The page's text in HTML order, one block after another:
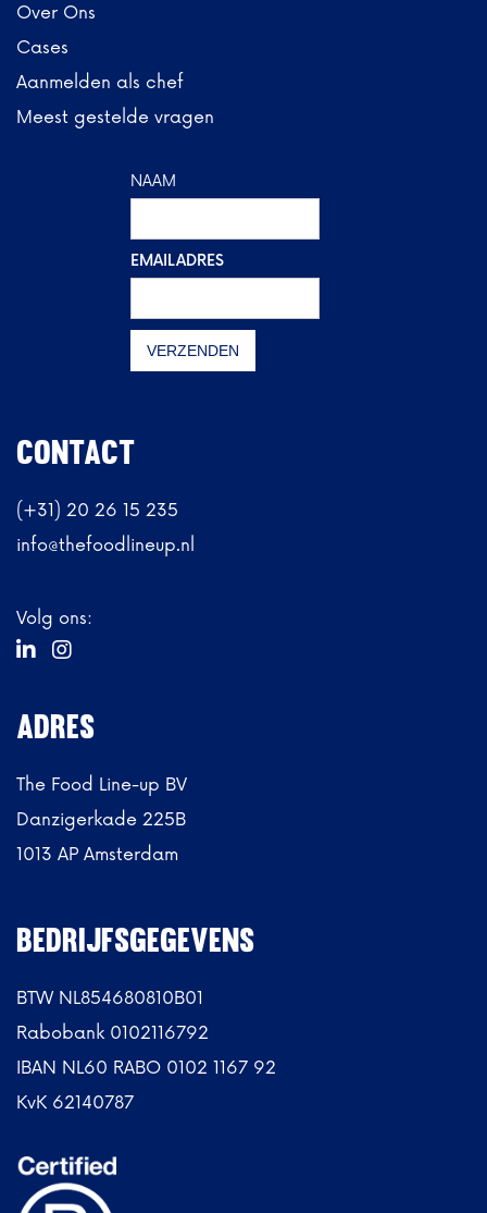
Over Ons
Cases
Aanmelden als chef
Meest gestelde vragen
CONTACT
(+31) 20 26 15 235
info@thefoodlineup.nl
Volg ons:
 
ADRES
The Food Line-up BV
Danzigerkade 225B
1013 AP Amsterdam
BEDRIJFSGEGEVENS
BTW NL854680810B01
Rabobank 0102116792
IBAN NL60 RABO 0102 1167 92
KvK 62140787
NAAM
EMAILADRES